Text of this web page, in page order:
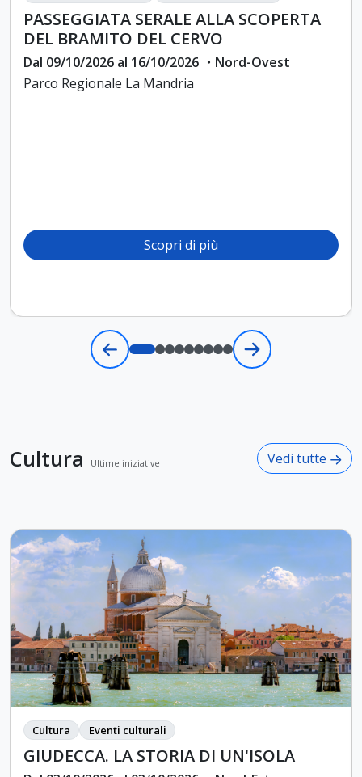
PASSEGGIATA SERALE ALLA SCOPERTA
DEL BRAMITO DEL CERVO
Dal 09/10/2026 al 16/10/2026 ・Nord-Ovest
Parco Regionale La Mandria
Scopri di più
Cultura Ultime iniziative Vedi tutte
Cultura Eventi culturali
GIUDECCA. LA STORIA DI UN'ISOLA